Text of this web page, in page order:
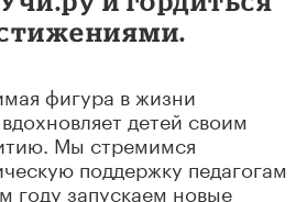
фигура в жизни
детей своим
Мы стремимся
поддержку педагогам
году запускаем новые